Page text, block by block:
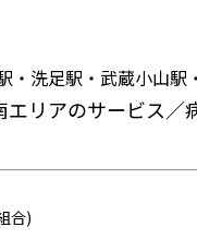
・洗足駅・武蔵小山駅
エリアのサービス／
合)